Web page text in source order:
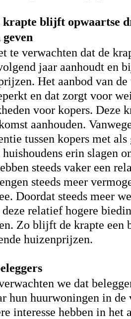
krapte blijft opwaartse
te verwachten dat de
jaar aanhoudt en
Het aanbod van de
en dat zorgt voor
voor kopers. Deze
aanhouden.
tussen kopers met
erin slagen
steeds vaker een
steeds meer
Doordat steeds meer
deze relatief hogere
Zo blijft de krapte een
huizenprijzen.
we dat
hun huurwoningen in
interesse hebben in het